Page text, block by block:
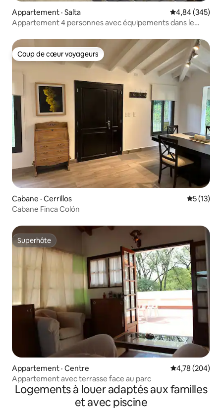
Appartement · Salta Note
4,84 (345)
Appartement 4 personnes avec équipements dans le
Coup de cœur voyageurs
Coup de cœur voyageurs
Cabane · Cerrillos Note
5 (13)
Cabane Finca Colón
Superhôte
Superhôte
Appartement · Centre Note
4,78 (204)
Appartement avec terrasse face au parc
Logements à louer adaptés aux familles
et avec piscine